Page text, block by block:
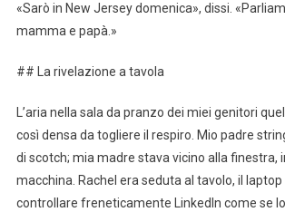
«Sarò in New Jersey domenica», dissi.
mamma e papà.»
## La rivelazione a tavola
L’aria nella sala da pranzo dei miei genitori
così densa da togliere il respiro. Mio padre
di scotch; mia madre stava vicino alla finestra,
macchina. Rachel era seduta al tavolo, il laptop
controllare freneticamente LinkedIn come se